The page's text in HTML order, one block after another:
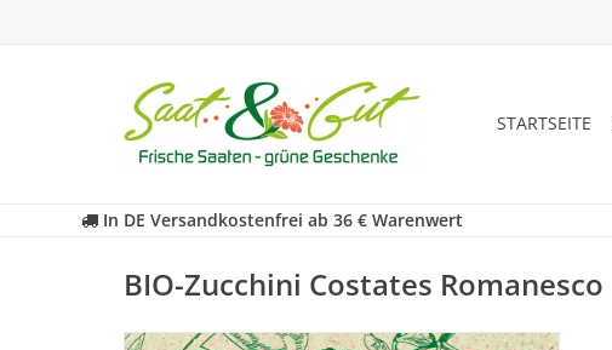
STARTSEITE
In DE Versandkostenfrei ab 36 € Warenwert
BIO-Zucchini Costates Romanesco